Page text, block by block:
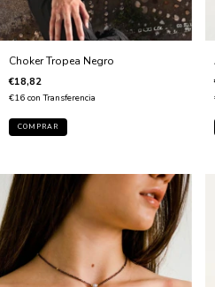
Choker Tropea Negro
€18,82
€16 con Transferencia